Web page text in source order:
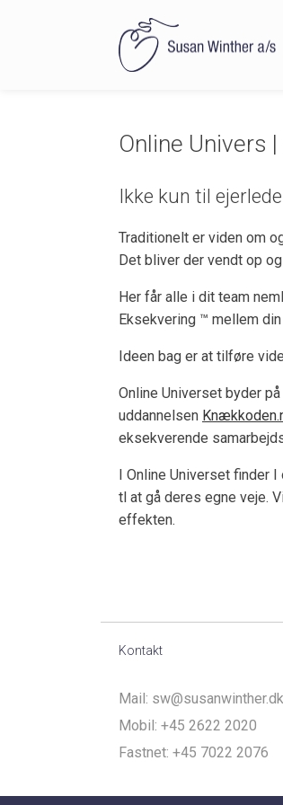
Online Univers
Ikke kun til
Traditionelt er viden om
Det bliver der vendt op
Her får alle i dit team
Eksekvering ™ mellem
Ideen bag er at tilføre
Online Universet byder
uddannelsen
eksekverende
I Online Universet finder
tl at gå deres egne veje.
effekten.
Kontakt
Mail: sw@susanwinther.dk
Mobil: +45 2622 2020
Fastnet: +45 7022 2076